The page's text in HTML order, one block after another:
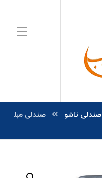
صندلی تاشو
صندلی مبل